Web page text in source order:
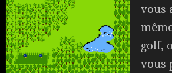
vous
golf,
vous